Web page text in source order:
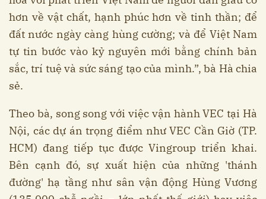
hơn về vật chất, hạnh phúc hơn về tinh thần; để
đất nước ngày càng hùng cường; và để Việt Nam
tự tin bước vào kỷ nguyên mới bằng chính bản
sắc, trí tuệ và sức sáng tạo của mình.”, bà Hà chia
sẻ.
Theo bà, song song với việc vận hành VEC tại Hà
Nội, các dự án trọng điểm như VEC Cần Giờ (TP.
HCM) đang tiếp tục được Vingroup triển khai.
Bên cạnh đó, sự xuất hiện của những 'thánh
đường' hạ tầng như sân vận động Hùng Vương